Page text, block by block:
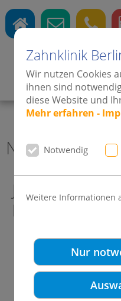
Zahnklinik
Wir nutzen Cookies
ihnen sind
diese Website und
Mehr erfahren -
Notwendig
Weitere Informationen
Nur
Zahnärzte ·
News 2010
Jean Pütz - ein
bei jung und alt!